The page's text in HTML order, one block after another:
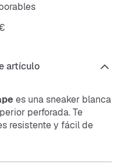
artículo
es unasneaker blanca
perforada. Te
resistente y fácil de
logo grande en la
desenfadado.